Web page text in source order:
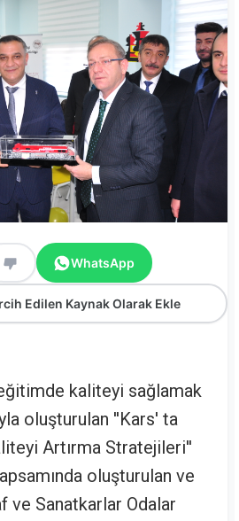
WhatsApp
Edilen Kaynak Olarak Ekle
kaliteyi sağlamak
oluşturulan ''Kars' ta
Artırma Stratejileri''
oluşturulan ve
ve Sanatkarlar Odalar